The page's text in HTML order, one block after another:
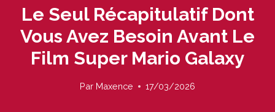
Le Seul Récapitulatif Dont
Vous Avez Besoin Avant Le
Film Super Mario Galaxy
Par Maxence 17/03/2026